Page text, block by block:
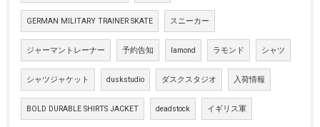
GERMAN MILITARY TRAINER SKATE スニーカー
ジャーマントレーナー 予約告知 lamond ラモンド シャツ
シャツジャケット duskstudio ダスクスタジオ 入荷情報
BOLD DURABLE SHIRTS JACKET deadstock イギリス軍